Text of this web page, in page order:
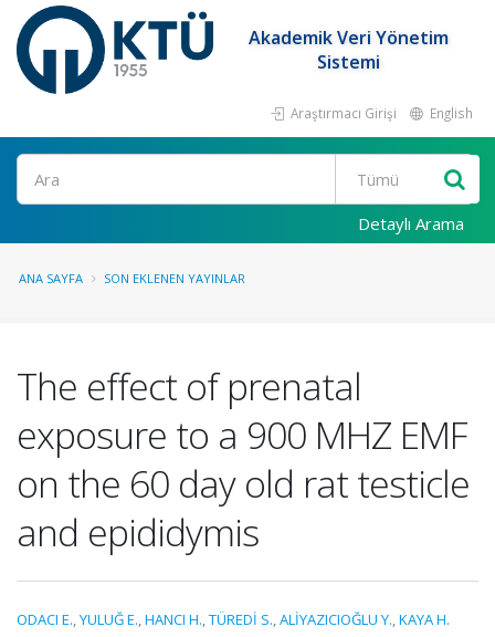
Akademik Veri Yönetim
Sistemi
Araştırmacı Girişi English
Ara
Detaylı Arama
ANA SAYFA SON EKLENEN YAYINLAR
The effect of prenatal
exposure to a 900 MHZ EMF
on the 60 day old rat testicle
and epididymis
ODACI E.,YULUĞ E.,HANCI H.,TÜREDİ S.,ALİYAZICIOĞLU Y.,KAYA H.